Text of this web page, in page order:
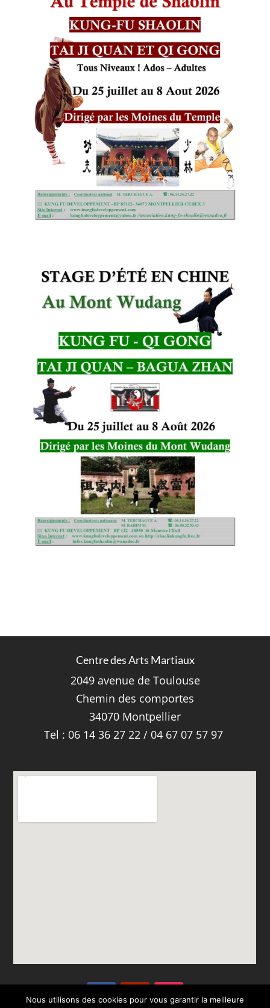
Centre des Arts Martiaux
2049 avenue de Toulouse
Chemin des comportes
34070 Montpellier
Tel : 06 14 36 27 22 / 04 67 07 57 97 ‎
Nous utilisons des cookies pour vous garantir la meilleure